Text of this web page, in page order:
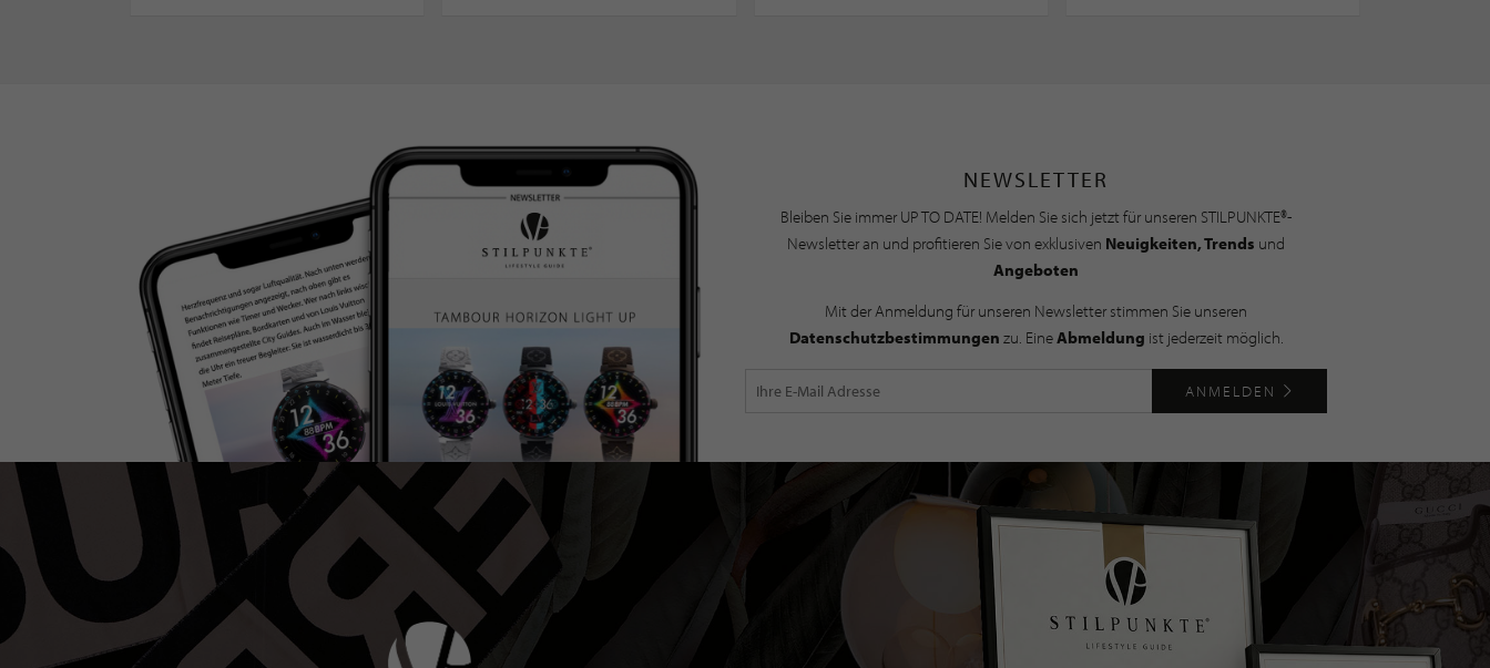
NEWSLETTER
Bleiben Sie immer UP TO DATE! Melden Sie sich jetzt für unseren STILPUNKTE®-
Newsletter an und profitieren Sie von exklusiven Neuigkeiten, Trends und
Angeboten
Mit der Anmeldung für unseren Newsletter stimmen Sie unseren
Datenschutzbestimmungen zu. EineAbmeldung ist jederzeit möglich.
ANMELDEN